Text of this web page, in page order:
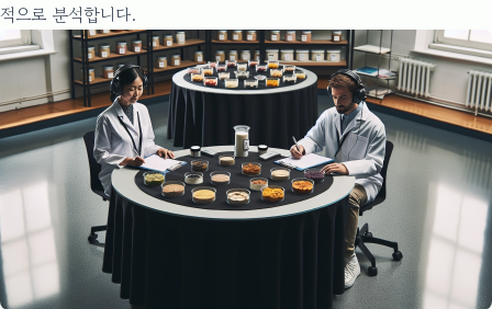
적으로 분석합니다.